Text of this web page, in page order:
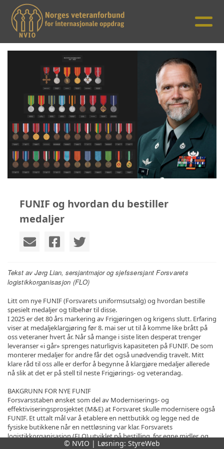
FUNIF og hvordan du bestiller
medaljer
Tekst av Jørg Lian, sersjantmajor og sjefssersjant Forsvarets
logistikkorganisasjon (FLO)
Litt om nye FUNIF (Forsvarets uniformsutsalg) og hvordan bestille
spesielt medaljer og tilbehør til disse.
I 2025 er det 80 års markering av Frigjøringen og krigens slutt. Erfaring
viser at medaljeklargjøring før 8. mai ser ut til å komme like brått på
oss veteraner hvert år. Når så mange i siste liten desperat trenger
leveranser «i går» sprenges naturligvis kapasiteten på FUNIF. De som
monterer medaljer for andre får det også unødvendig travelt. Mitt
klare råd til oss alle er derfor å begynne å klargjøre medaljer allerede
nå slik at det er på stell til neste Frigjørings- og veterandag.
BAKGRUNN FOR NYE FUNIF
Forsvarsstaben ønsket som del av Moderniserings- og
effektiviseringsprosjektet (M&E) at Forsvaret skulle modernisere også
FUNIF. Et uttalt mål var å etablere en nettbutikk og legge ned de
fysiske butikkene når en nettløsning var klar. Forsvarets
logistikkorganisasjon (FLO) utviklet på bestilling, for egne midler, og
uten god nettbutikkkompetanse derfor etter beste evne en prototype
© NVIO | Løsning: StyreWeb